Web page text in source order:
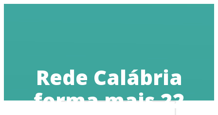
Rede Calábria
forma mais 22